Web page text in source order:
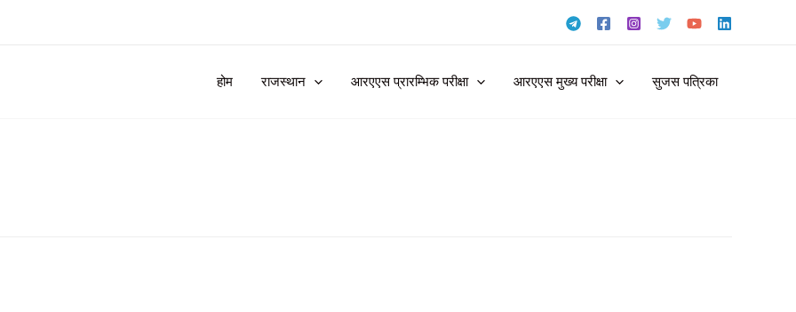
होम राजस्थान आरएएस प्रारम्भिक परीक्षा आरएएस मुख्य परीक्षा सुजस पत्रिका